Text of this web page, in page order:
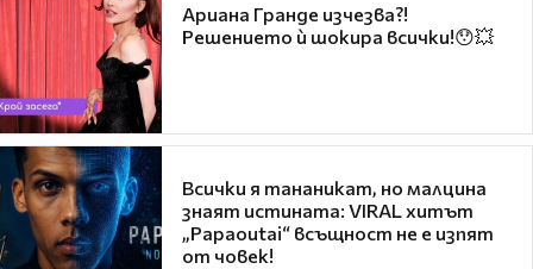
Ариана Гранде изчезва?!
Решението ѝ шокира всички!😯💥
Всички я тананикат, но малцина
знаят истината: VIRAL хитът
„Papaoutai“ всъщност не е изпят
от човек!